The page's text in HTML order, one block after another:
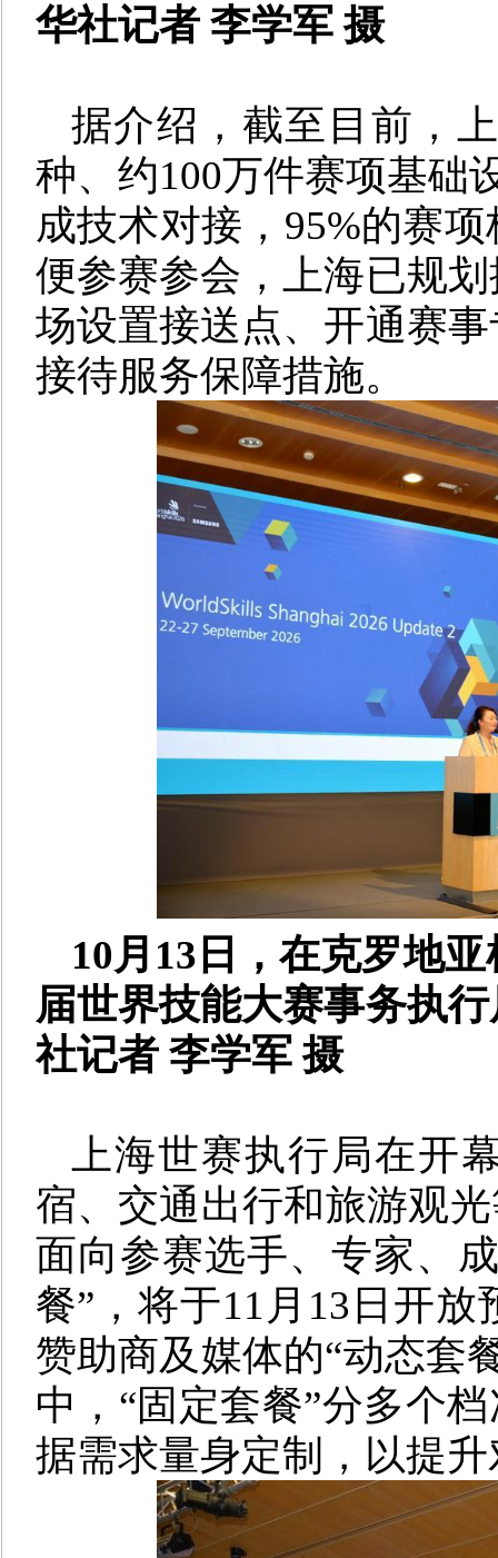
华社记者 李学军 摄
据介绍，截至目前，
种、约100万件赛项基础
成技术对接，95%的赛
便参赛参会，上海已规
场设置接送点、开通赛
接待服务保障措施。
10月13日，在克罗地
届世界技能大赛事务执
社记者 李学军 摄
上海世赛执行局在开
宿、交通出行和旅游观
面向参赛选手、专家、
餐”，将于11月13日开
赞助商及媒体的“动态套
中，“固定套餐”分多个
据需求量身定制，以提